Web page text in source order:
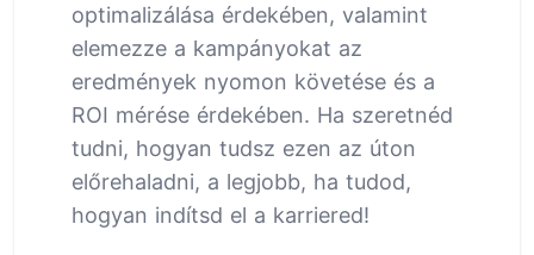
optimalizálása érdekében, valamint
elemezze a kampányokat az
eredmények nyomon követése és a
ROI mérése érdekében. Ha szeretnéd
tudni, hogyan tudsz ezen az úton
előrehaladni, a legjobb, ha tudod,
hogyan indítsd el a karriered!